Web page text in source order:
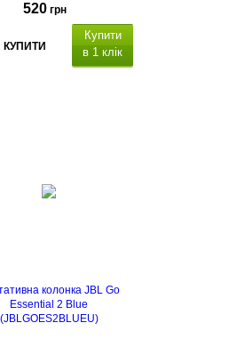
520 грн
КУПИТИ
Купити
в 1 клік
колонка JBL Go
Essential 2 Blue
(JBLGOES2BLUEU)